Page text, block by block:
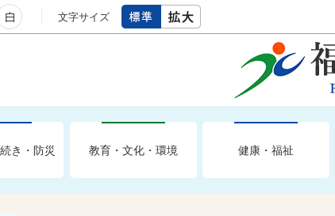
文字サイズ
き・防災 教育・文化・環境 健康・福祉